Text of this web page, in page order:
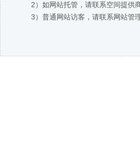
2）如网站托管，请联系空间提供
3）普通网站访客，请联系网站管